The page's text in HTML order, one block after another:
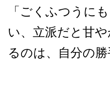
「ごくふつうに
い、立派だと甘
るのは、自分の